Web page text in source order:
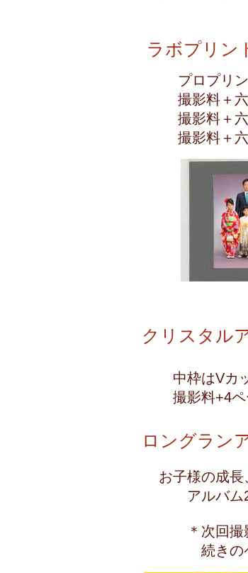
ラボプリ
プロプリン
撮影料＋
撮影料＋
撮影料＋
クリスタル
中枠はVカッ
撮影料
ロングラン
お子様の成
アルバム
＊次回撮影
続きのペ